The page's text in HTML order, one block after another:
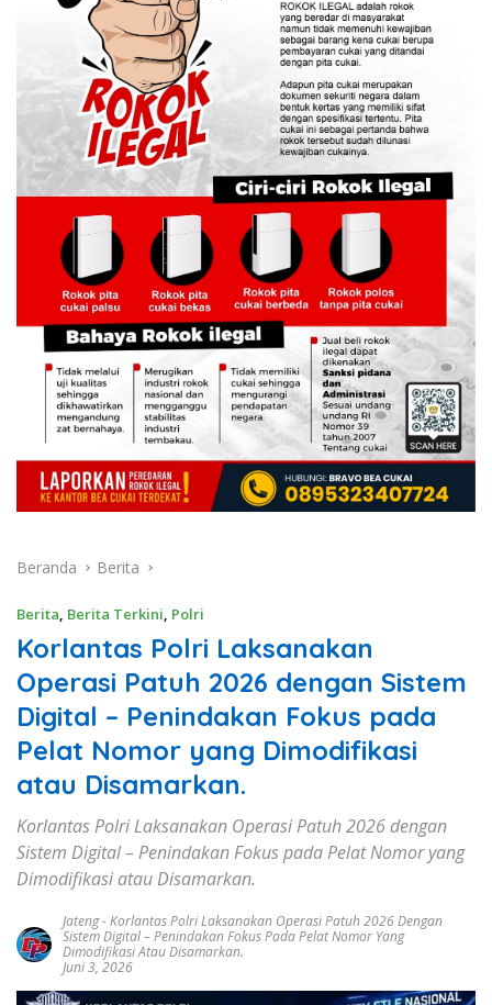
Beranda Berita
Berita, Berita Terkini, Polri
Korlantas Polri Laksanakan
Operasi Patuh 2026 dengan Sistem
Digital – Penindakan Fokus pada
Pelat Nomor yang Dimodifikasi
atau Disamarkan.
Korlantas Polri Laksanakan Operasi Patuh 2026 dengan
Sistem Digital – Penindakan Fokus pada Pelat Nomor yang
Dimodifikasi atau Disamarkan.
Jateng-Korlantas Polri Laksanakan Operasi Patuh 2026 Dengan
Sistem Digital – Penindakan Fokus Pada Pelat Nomor Yang
Dimodifikasi Atau Disamarkan.
Juni 3, 2026